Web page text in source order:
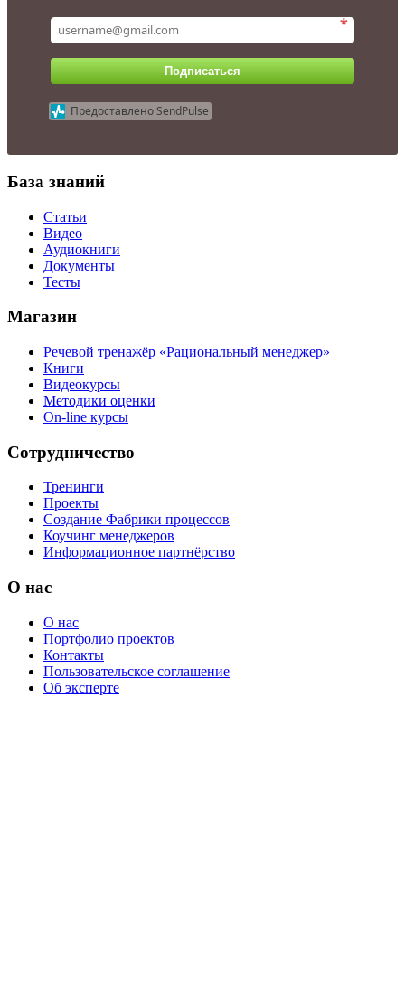
*
Подписаться
Предоставлено SendPulse
База знаний
Статьи
Видео
Аудиокниги
Документы
Тесты
Магазин
Речевой тренажёр «Рациональный менеджер»
Книги
Видеокурсы
Методики оценки
On-line курсы
Сотрудничество
Тренинги
Проекты
Создание Фабрики процессов
Коучинг менеджеров
Информационное партнёрство
О нас
О нас
Портфолио проектов
Контакты
Пользовательское соглашение
Об эксперте